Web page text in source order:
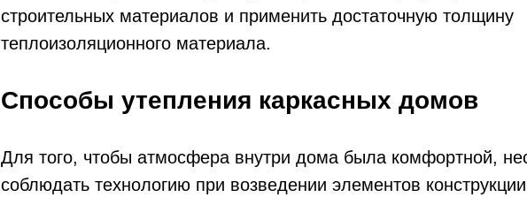
строительных материалов и применить достаточную толщину
теплоизоляционного материала.
Способы утепления каркасных домов
Для того, чтобы атмосфера внутри дома была комфортной,
соблюдать технологию при возведении элементов